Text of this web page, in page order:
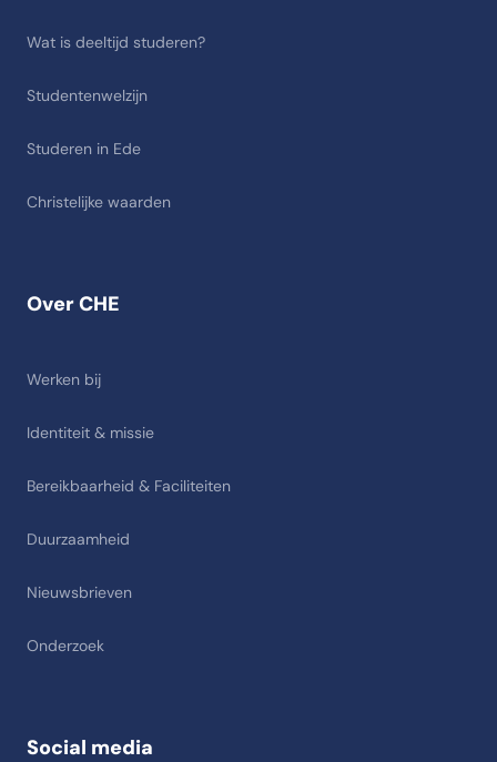
Over CHE
Werken bij
Identiteit & missie
Bereikbaarheid & Faciliteiten
Duurzaamheid
Nieuwsbrieven
Onderzoek
Wat is deeltijd studeren?
Studentenwelzijn
Studeren in Ede
Christelijke waarden
Social media